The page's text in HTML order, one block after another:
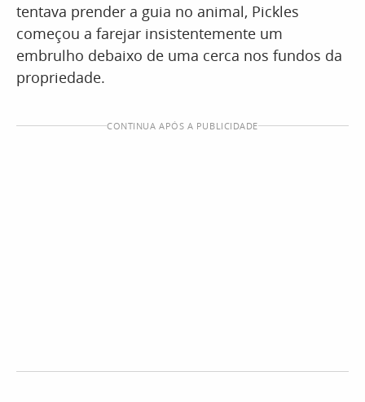
tentava prender a guia no animal, Pickles
começou a farejar insistentemente um
embrulho debaixo de uma cerca nos fundos da
propriedade.
CONTINUA APÓS A PUBLICIDADE